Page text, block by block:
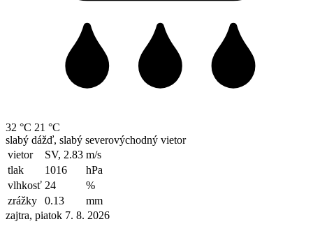
32 °C 21 °C
slabý dážď, slabý severovýchodný vietor
vietor
SV, 2.83 m/s
tlak
1016
hPa
vlhkosť 24
%
zrážky
0.13
mm
zajtra, piatok 7. 8. 2026